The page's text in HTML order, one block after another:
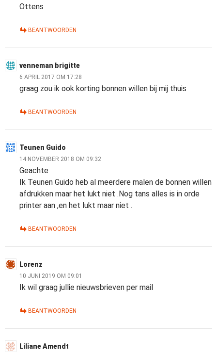
Ottens
BEANTWOORDEN
venneman brigitte
6 APRIL 2017 OM 17:28
graag zou ik ook korting bonnen willen bij mij thuis
BEANTWOORDEN
Teunen Guido
14 NOVEMBER 2018 OM 09:32
Geachte
Ik Teunen Guido heb al meerdere malen de bonnen willen
afdrukken maar het lukt niet .Nog tans alles is in orde
printer aan ,en het lukt maar niet .
BEANTWOORDEN
Lorenz
10 JUNI 2019 OM 09:01
Ik wil graag jullie nieuwsbrieven per mail
BEANTWOORDEN
Liliane Amendt